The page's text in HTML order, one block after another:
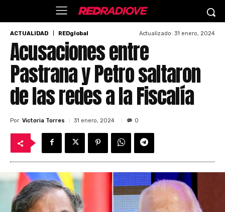
ACTUALIDAD REDglobal Actualizado: 31 enero, 2024
Acusaciones entre
Pastrana y Petro saltaron
de las redes a la Fiscalía
Por Victoria Torres 31 enero, 2024 0